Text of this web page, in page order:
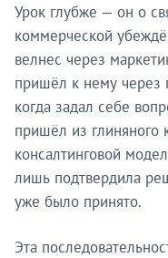
Урок глубже — он о
коммерческой
велнес через
пришёл к нему через
когда задал себе
пришёл из глиняного
консалтинговой
лишь подтвердила
уже было принято.
Эта